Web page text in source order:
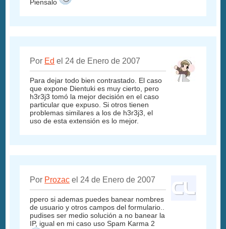
Piensalo
Por Ed el 24 de Enero de 2007
Para dejar todo bien contrastado. El caso
que expone Dientuki es muy cierto, pero
h3r3j3 tomó la mejor decisión en el caso
particular que expuso. Si otros tienen
problemas similares a los de h3r3j3, el
uso de esta extensión es lo mejor.
Por Prozac el 24 de Enero de 2007
ppero si ademas puedes banear nombres
de usuario y otros campos del formulario..
pudises ser medio solución a no banear la
IP, igual en mi caso uso Spam Karma 2